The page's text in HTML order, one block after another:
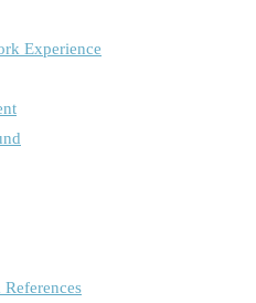
Experience
Media Effects
and Adolescents’ Media Use